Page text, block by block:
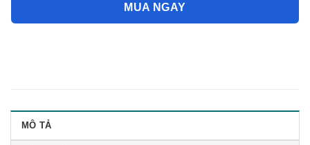
MUA NGAY
MÔ TẢ